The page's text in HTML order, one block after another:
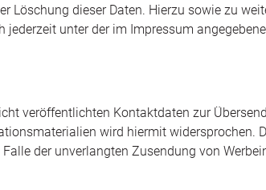
Löschung dieser Daten. Hierzu sowie zu
jederzeit unter der im Impressum
veröffentlichten Kontaktdaten zur
wird hiermit widersprochen.
der unverlangten Zusendung von